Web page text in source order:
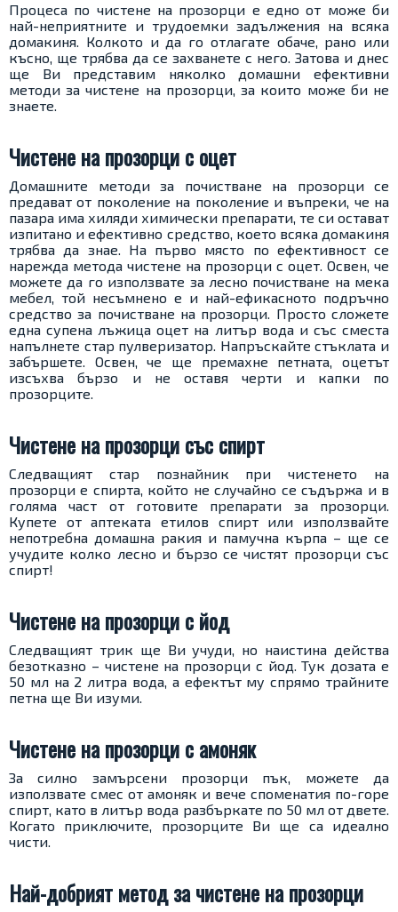
Процеса по чистене на прозорци е едно от може би
най-неприятните и трудоемки задължения на всяка
домакиня. Колкото и да го отлагате обаче, рано или
късно, ще трябва да се захванете с него. Затова и днес
ще Ви представим няколко домашни ефективни
методи за чистене на прозорци, за които може би не
знаете.
Чистене на прозорци с оцет
Домашните методи за почистване на прозорци се
предават от поколение на поколение и въпреки, че на
пазара има хиляди химически препарати, те си остават
изпитано и ефективно средство, което всяка домакиня
трябва да знае. На първо място по ефективност се
нарежда метода чистене на прозорци с оцет. Освен, че
можете да го използвате за лесно почистване на мека
мебел, той несъмнено е и най-ефикасното подръчно
средство за почистване на прозорци. Просто сложете
една супена лъжица оцет на литър вода и със сместа
напълнете стар пулверизатор. Напръскайте стъклата и
забършете. Освен, че ще премахне петната, оцетът
изсъхва бързо и не оставя черти и капки по
прозорците.
Чистене на прозорци със спирт
Следващият стар познайник при чистенето на
прозорци е спирта, който не случайно се съдържа и в
голяма част от готовите препарати за прозорци.
Купете от аптеката етилов спирт или използвайте
непотребна домашна ракия и памучна кърпа – ще се
учудите колко лесно и бързо се чистят прозорци със
спирт!
Чистене на прозорци с йод
Следващият трик ще Ви учуди, но наистина действа
безотказно – чистене на прозорци с йод. Тук дозата е
50 мл на 2 литра вода, а ефектът му спрямо трайните
петна ще Ви изуми.
Чистене на прозорци с амоняк
За силно замърсени прозорци пък, можете да
използвате смес от амоняк и вече споменатия по-горе
спирт, като в литър вода разбъркате по 50 мл от двете.
Когато приключите, прозорците Ви ще са идеално
чисти.
Най-добрият метод за чистене на прозорци